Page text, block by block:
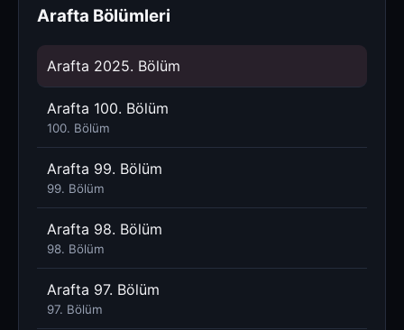
Arafta Bölümleri
Arafta 2025. Bölüm
Arafta 100. Bölüm
100. Bölüm
Arafta 99. Bölüm
99. Bölüm
Arafta 98. Bölüm
98. Bölüm
Arafta 97. Bölüm
97. Bölüm